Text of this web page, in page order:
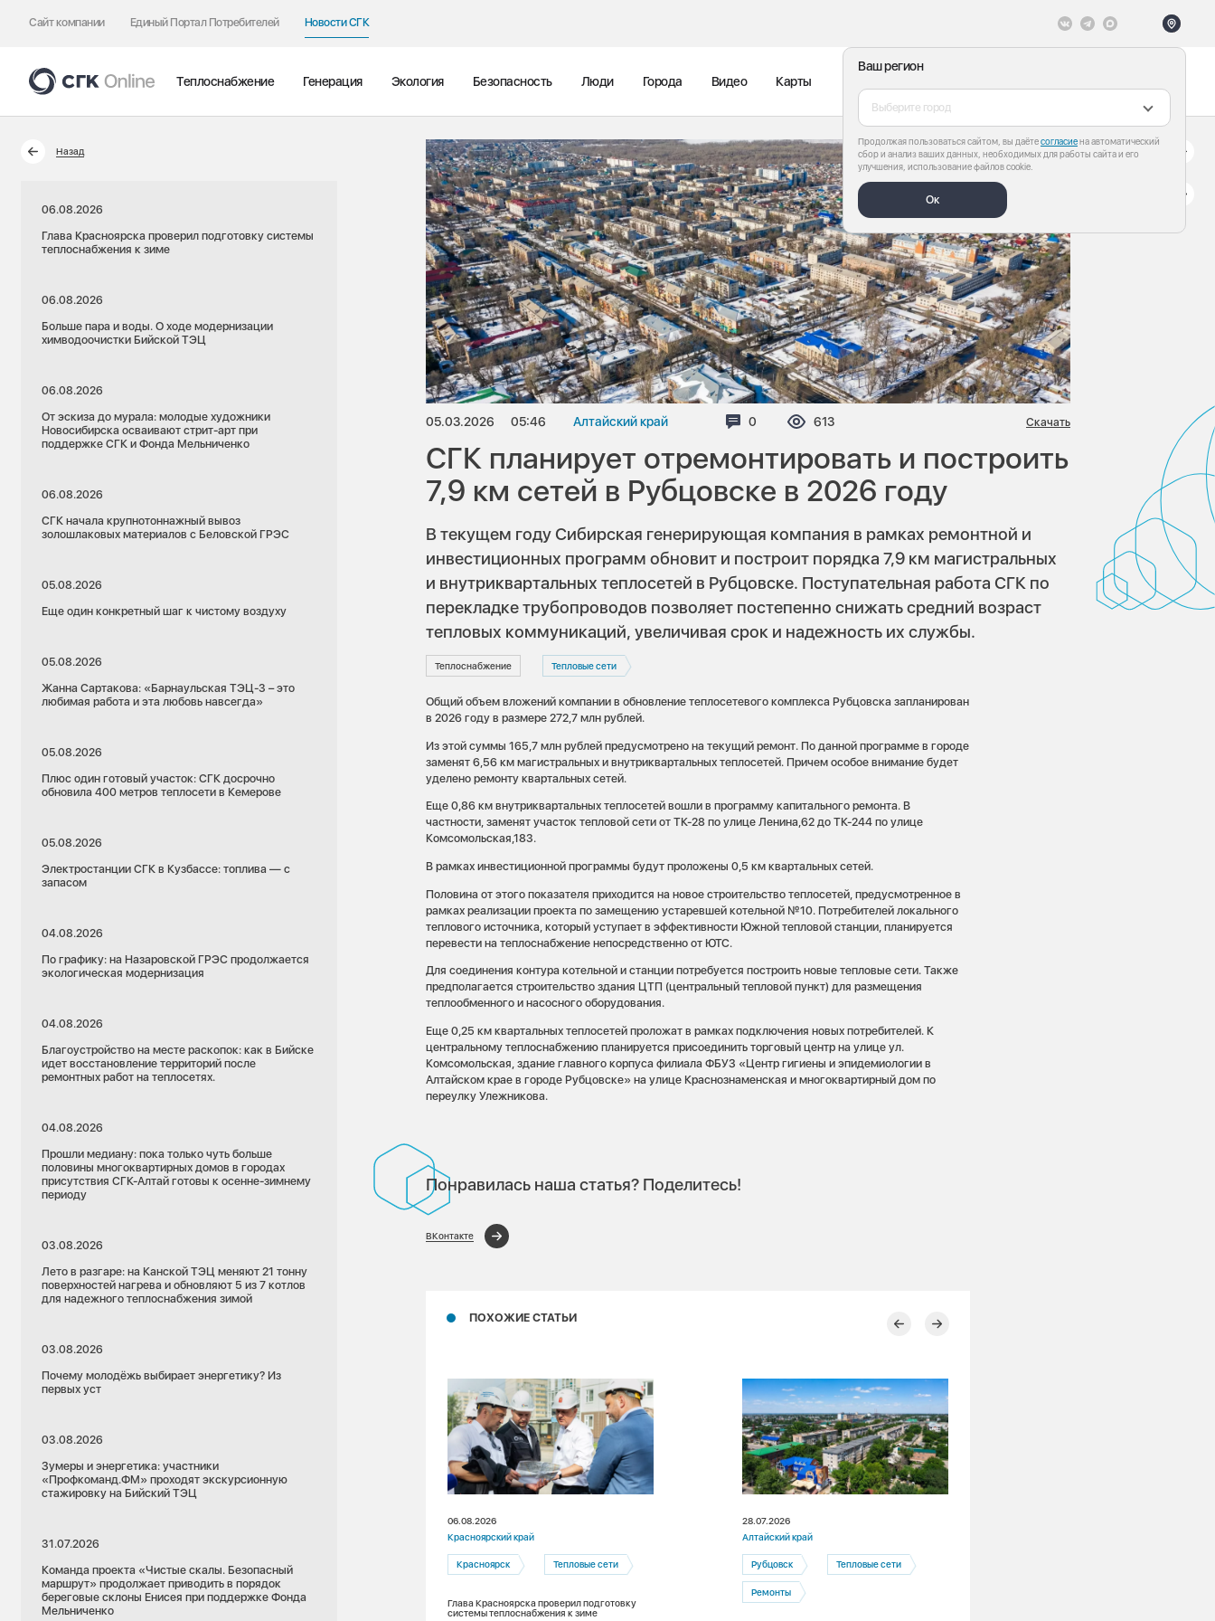
Сайт компании Единый Портал Потребителей Новости СГК
Ваш регион
Выберите город
Продолжая пользоваться сайтом, вы даётесогласиена автоматический
сбор и анализ ваших данных, необходимых для работы сайта и его
улучшения, использование файлов cookie.
Ок
Теплоснабжение Генерация Экология Безопасность Люди Города Видео Карты
Назад
06.08.2026
Глава Красноярска проверил подготовку системы
теплоснабжения к зиме
06.08.2026
Больше пара и воды. О ходе модернизации
химводоочистки Бийской ТЭЦ
06.08.2026
От эскиза до мурала: молодые художники
Новосибирска осваивают стрит-арт при
поддержке СГК и Фонда Мельниченко
06.08.2026
СГК начала крупнотоннажный вывоз
золошлаковых материалов с Беловской ГРЭС
05.08.2026
Еще один конкретный шаг к чистому воздуху
05.08.2026
Жанна Сартакова: «Барнаульская ТЭЦ-3 – это
любимая работа и эта любовь навсегда»
05.08.2026
Плюс один готовый участок: СГК досрочно
обновила 400 метров теплосети в Кемерове
05.08.2026
Электростанции СГК в Кузбассе: топлива — с
запасом
04.08.2026
По графику: на Назаровской ГРЭС продолжается
экологическая модернизация
04.08.2026
Благоустройство на месте раскопок: как в Бийске
идет восстановление территорий после
ремонтных работ на теплосетях.
04.08.2026
Прошли медиану: пока только чуть больше
половины многоквартирных домов в городах
присутствия СГК-Алтай готовы к осенне-зимнему
периоду
03.08.2026
Лето в разгаре: на Канской ТЭЦ меняют 21 тонну
поверхностей нагрева и обновляют 5 из 7 котлов
для надежного теплоснабжения зимой
03.08.2026
Почему молодёжь выбирает энергетику? Из
первых уст
03.08.2026
Зумеры и энергетика: участники
«Профкоманд.ФМ» проходят экскурсионную
стажировку на Бийский ТЭЦ
31.07.2026
Команда проекта «Чистые скалы. Безопасный
маршрут» продолжает приводить в порядок
береговые склоны Енисея при поддержке Фонда
Мельниченко
05.03.2026 05:46 Алтайский край Комментариев:
0 Просмотров:
613 Скачать
СГК планирует отремонтировать и построить
7,9 км сетей в Рубцовске в 2026 году
В текущем году Сибирская генерирующая компания в рамках ремонтной и
инвестиционных программ обновит и построит порядка 7,9 км магистральных
и внутриквартальных теплосетей в Рубцовске. Поступательная работа СГК по
перекладке трубопроводов позволяет постепенно снижать средний возраст
тепловых коммуникаций, увеличивая срок и надежность их службы.
Теплоснабжение Тепловые сети
Общий объем вложений компании в обновление теплосетевого комплекса Рубцовска запланирован
в 2026 году в размере 272,7 млн рублей.
Из этой суммы 165,7 млн рублей предусмотрено на текущий ремонт. По данной программе в городе
заменят 6,56 км магистральных и внутриквартальных теплосетей. Причем особое внимание будет
уделено ремонту квартальных сетей.
Еще 0,86 км внутриквартальных теплосетей вошли в программу капитального ремонта. В
частности, заменят участок тепловой сети от ТК-28 по улице Ленина,62 до ТК-244 по улице
Комсомольская,183.
В рамках инвестиционной программы будут проложены 0,5 км квартальных сетей.
Половина от этого показателя приходится на новое строительство теплосетей, предусмотренное в
рамках реализации проекта по замещению устаревшей котельной №10. Потребителей локального
теплового источника, который уступает в эффективности Южной тепловой станции, планируется
перевести на теплоснабжение непосредственно от ЮТС.
Для соединения контура котельной и станции потребуется построить новые тепловые сети. Также
предполагается строительство здания ЦТП (центральный тепловой пункт) для размещения
теплообменного и насосного оборудования.
Еще 0,25 км квартальных теплосетей проложат в рамках подключения новых потребителей. К
центральному теплоснабжению планируется присоединить торговый центр на улице ул.
Комсомольская, здание главного корпуса филиала ФБУЗ «Центр гигиены и эпидемиологии в
Алтайском крае в городе Рубцовске» на улице Краснознаменская и многоквартирный дом по
переулку Улежникова.
Понравилась наша статья? Поделитесь!
ВКонтакте
ПОХОЖИЕ СТАТЬИ
Благоустройство Тепловые сети
Не только трубы: СГК восстановила более 70
06.08.2026
Красноярский край
Красноярск Тепловые сети
Глава Красноярска проверил подготовку
системы теплоснабжения к зиме
28.07.2026
Алтайский край
Рубцовск Тепловые сети
Ремонты